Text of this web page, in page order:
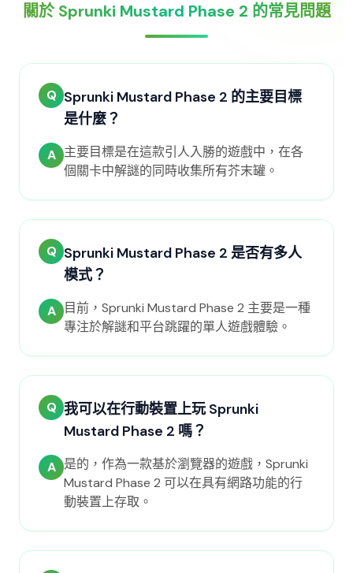
關於 Sprunki Mustard Phase 2 的常見問題
Q Sprunki Mustard Phase 2 的主要目標
是什麼？
A 主要目標是在這款引人入勝的遊戲中，在各
個關卡中解謎的同時收集所有芥末罐。
Q Sprunki Mustard Phase 2 是否有多人
模式？
A
目前，Sprunki Mustard Phase 2 主要是一種
專注於解謎和平台跳躍的單人遊戲體驗。
Q 我可以在行動裝置上玩 Sprunki
Mustard Phase 2 嗎？
A 是的，作為一款基於瀏覽器的遊戲，Sprunki
Mustard Phase 2 可以在具有網路功能的行
動裝置上存取。